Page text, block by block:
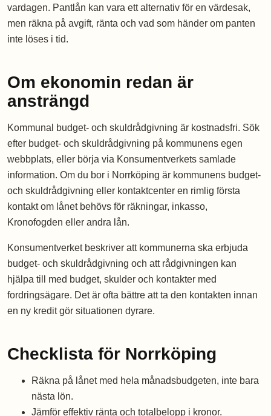
vardagen. Pantlån kan vara ett alternativ för en värdesak,
men räkna på avgift, ränta och vad som händer om panten
inte löses i tid.
Om ekonomin redan är
ansträngd
Kommunal budget- och skuldrådgivning är kostnadsfri. Sök
efter budget- och skuldrådgivning på kommunens egen
webbplats, eller börja via Konsumentverkets samlade
information. Om du bor i Norrköping är kommunens budget-
och skuldrådgivning eller kontaktcenter en rimlig första
kontakt om lånet behövs för räkningar, inkasso,
Kronofogden eller andra lån.
Konsumentverket beskriver att kommunerna ska erbjuda
budget- och skuldrådgivning och att rådgivningen kan
hjälpa till med budget, skulder och kontakter med
fordringsägare. Det är ofta bättre att ta den kontakten innan
en ny kredit gör situationen dyrare.
Checklista för Norrköping
Räkna på lånet med hela månadsbudgeten, inte bara
nästa lön.
Jämför effektiv ränta och totalbelopp i kronor.